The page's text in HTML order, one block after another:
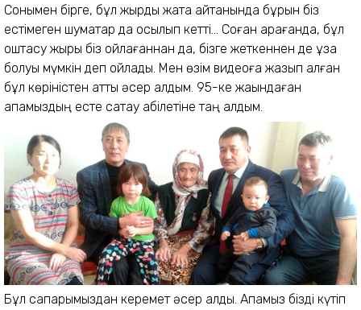
Сонымен бірге, бұл жырды жатқа айтқанында бұрын біз
естімеген шумақтар да қосылып кетті... Соған қарағанда, бұл
қоштасу жыры біз ойлағаннан да, бізге жеткеннен де ұзақ
болуы мүмкін деп ойладық. Мен өзім видеоға жазып алған
бұл көріністен қатты әсер алдым. 95-ке жақындаған
апамыздың есте сақтау қабілетіне таң қалдым.
Бұл сапарымыздан керемет әсер алдық. Апамыз бізді күтіп